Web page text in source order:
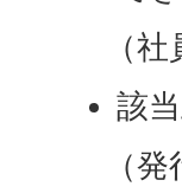
（社員
該
（発行